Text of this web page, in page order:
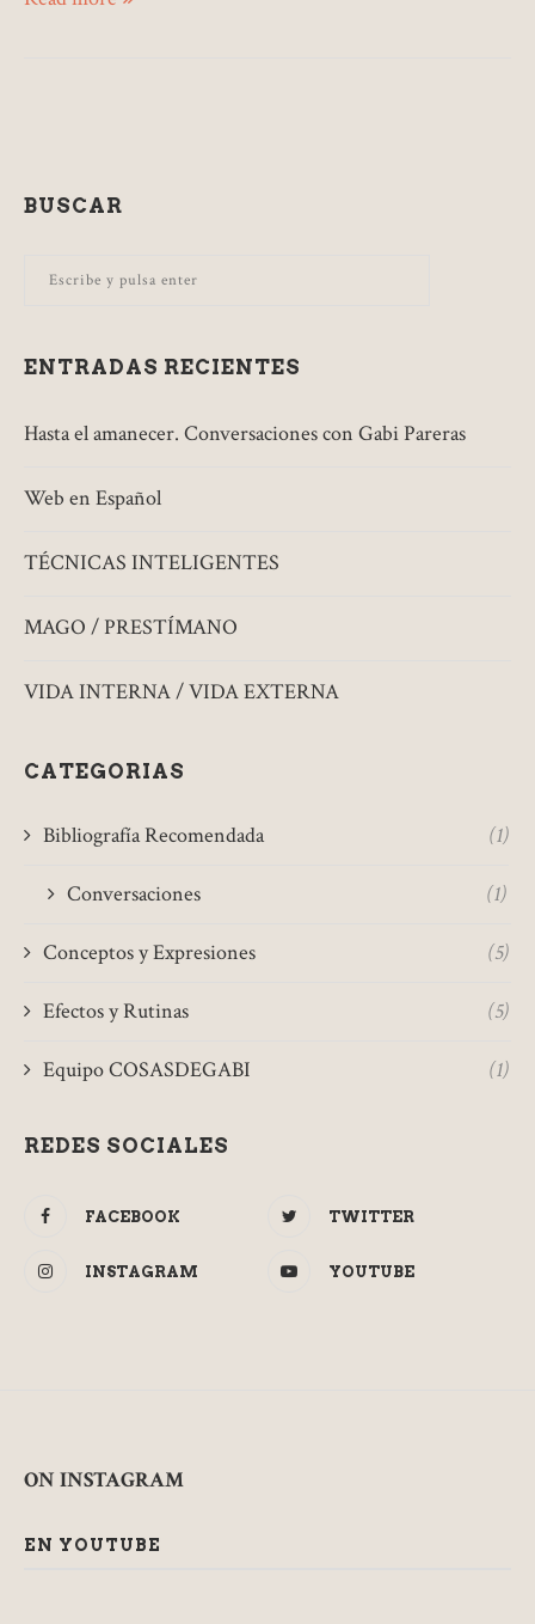
BUSCAR
ENTRADAS RECIENTES
Hasta el amanecer. Conversaciones con Gabi Pareras
Web en Español
TÉCNICAS INTELIGENTES
MAGO / PRESTÍMANO
VIDA INTERNA / VIDA EXTERNA
CATEGORIAS
Bibliografía Recomendada (1)
Conversaciones (1)
Conceptos y Expresiones (5)
Efectos y Rutinas (5)
Equipo COSASDEGABI (1)
REDES SOCIALES
FACEBOOK TWITTER
INSTAGRAM YOUTUBE
ON INSTAGRAM
EN YOUTUBE